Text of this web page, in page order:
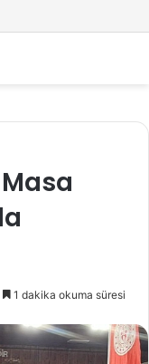
İlk Sırada mı?
1 dakika okuma süresi